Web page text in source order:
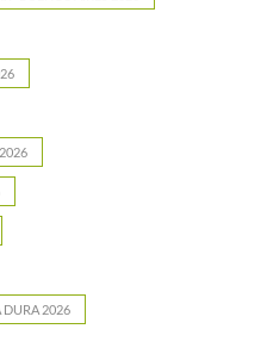
DURA 2026